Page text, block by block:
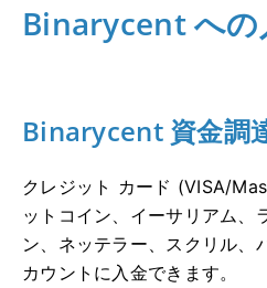
Binarycent への
Binarycent 資金調
クレジット カード (VISA/
ットコイン、イーサリアム、
ン、ネッテラー、スクリル、
カウントに入金できます。